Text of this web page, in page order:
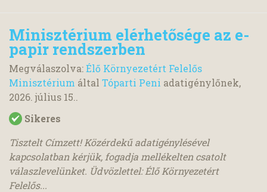
Minisztérium elérhetősége az e-
papir rendszerben
Megválaszolva:Élő Környezetért Felelős
Minisztérium által Tóparti Peni adatigénylőnek,
2026. július 15..
Sikeres
Tisztelt Címzett! Közérdekű adatigénylésével
kapcsolatban kérjük, fogadja mellékelten csatolt
válaszlevelünket. Üdvözlettel: Élő Környezetért
Felelős...